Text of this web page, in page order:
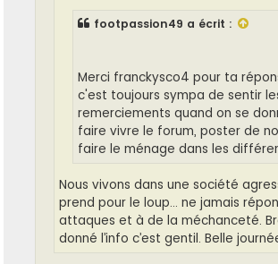
footpassion49 a écrit :
Merci franckysco4 pour ta
c'est toujours sympa de sentir
remerciements quand on se
faire vivre le forum, poster de
faire le ménage dans les
Nous vivons dans une société
prend pour le loup… ne jamais
attaques et à de la méchanceté.
donné l’info c’est gentil. Belle